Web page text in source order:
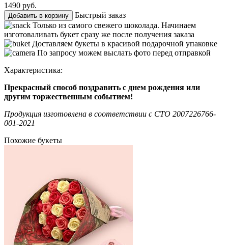
1490 руб.
Добавить в корзину
Быстрый заказ
Только из самого свежего шоколада. Начинаем
изготоваливать букет сразу же после получения заказа
Доставляем букеты в красивой подарочной упаковке
По запросу можем выслать фото перед отправкой
Характеристика:
Прекрасный способ поздравить с днем рождения или
другим торжественным событием!
Продукция изготовлена в соответствии c СТО 2007226766-
001-2021
Похожие букеты